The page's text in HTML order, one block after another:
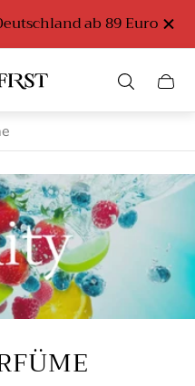
3,99 Euro